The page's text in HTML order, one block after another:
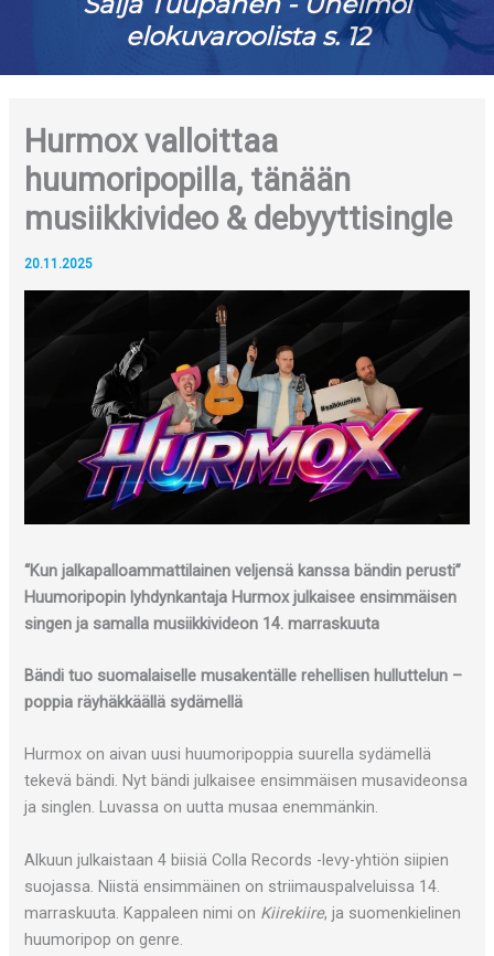
elokuvaroolista s. 12
Hurmox valloittaa
huumoripopilla, tänään
musiikkivideo & debyyttisingle
20.11.2025
“Kun jalkapalloammattilainen veljensä kanssa bändin perusti”
Huumoripopin lyhdynkantaja Hurmox julkaisee ensimmäisen
singen ja samalla musiikkivideon 14. marraskuuta
Bändi tuo suomalaiselle musakentälle rehellisen hulluttelun –
poppia räyhäkkäällä sydämellä
Hurmox on aivan uusi huumoripoppia suurella sydämellä
tekevä bändi. Nyt bändi julkaisee ensimmäisen musavideonsa
ja singlen. Luvassa on uutta musaa enemmänkin.
Alkuun julkaistaan 4 biisiä Colla Records -levy-yhtiön siipien
suojassa. Niistä ensimmäinen on striimauspalveluissa 14.
marraskuuta. Kappaleen nimi on Kiirekiire, ja suomenkielinen
huumoripop on genre.